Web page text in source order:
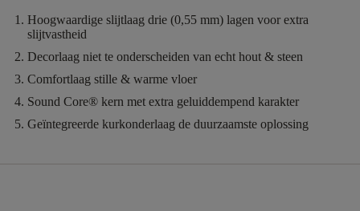
Hoogwaardige slijtlaag drie (0,55 mm) lagen voor extra
slijtvastheid
Decorlaag niet te onderscheiden van echt hout & steen
Comfortlaag stille & warme vloer
Sound Core® kern met extra geluiddempend karakter
Geïntegreerde kurkonderlaag de duurzaamste oplossing